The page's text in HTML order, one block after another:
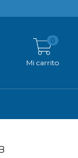
Mi carrito
0